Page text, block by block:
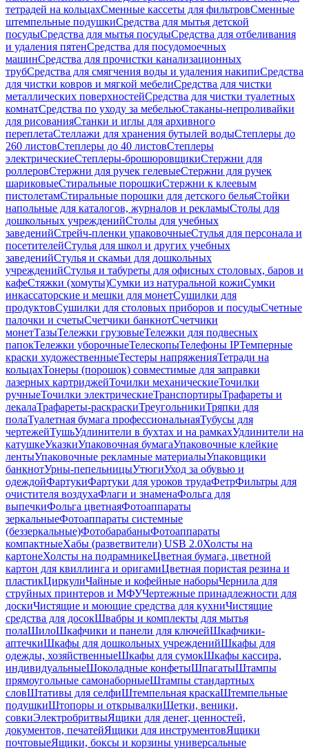
тетрадей на кольцахСменные кассеты для фильтровСменные
штемпельные подушкиСредства для мытья детской
посудыСредства для мытья посудыСредства для отбеливания
и удаления пятенСредства для посудомоечных
машинСредства для прочистки канализационных
трубСредства для смягчения воды и удаления накипиСредства
для чистки ковров и мягкой мебелиСредства для чистки
металлических поверхностейСредства для чистки туалетных
комнатСредства по уходу за мебельюСтаканы-непроливайки
для рисованияСтанки и иглы для архивного
переплетаСтеллажи для хранения бутылей водыСтеплеры до
260 листовСтеплеры до 40 листовСтеплеры
электрическиеСтеплеры-брошюровщикиСтержни для
роллеровСтержни для ручек гелевыеСтержни для ручек
шариковыеСтиральные порошкиСтержни к клеевым
пистолетамСтиральные порошки для детского бельяСтойки
напольные для каталогов, журналов и рекламыСтолы для
дошкольных учрежденийСтолы для учебных
заведенийСтрейч-пленки упаковочныеСтулья для персонала и
посетителейСтулья для школ и других учебных
заведенийСтулья и скамьи для дошкольных
учрежденийСтулья и табуреты для офисных столовых, баров и
кафеСтяжки (хомуты)Сумки из натуральной кожиСумки
инкассаторские и мешки для монетСушилки для
продуктовСушилки для столовых приборов и посудыСчетные
палочки и счетыСчетчики банкнотСчетчики
монетТазыТележки грузовыеТележки для подвесных
папокТележки уборочныеТелескопыТелефоны IPТемперные
краски художественныеТестеры напряженияТетради на
кольцахТонеры (порошок) совместимые для заправки
лазерных картриджейТочилки механическиеТочилки
ручныеТочилки электрическиеТранспортирыТрафареты и
лекалаТрафареты-раскраскиТреугольникиТряпки для
полаТуалетная бумага профессиональнаяТубусы для
чертежейТушьУдлинители в бухтах и на рамкахУдлинители на
катушкеУказкиУпаковочная бумагаУпаковочные клейкие
лентыУпаковочные рекламные материалыУпаковщики
банкнотУрны-пепельницыУтюгиУход за обувью и
одеждойФартукиФартуки для уроков трудаФетрФильтры для
очистителя воздухаФлаги и знаменаФольга для
выпечкиФольга цветнаяФотоаппараты
зеркальныеФотоаппараты системные
(беззеркальные)ФотобарабаныФотоаппараты
компактныеХабы (разветвители) USB 2.0Холсты на
картонеХолсты на подрамникеЦветная бумага, цветной
картон для квиллинга и оригамиЦветная пористая резина и
пластикЦиркулиЧайные и кофейные наборыЧернила для
струйных принтеров и МФУЧертежные принадлежности для
доскиЧистящие и моющие средства для кухниЧистящие
средства для досокШвабры и комплекты для мытья
полаШилоШкафчики и панели для ключейШкафчики-
аптечкиШкафы для дошкольных учрежденийШкафы для
одежды, хозяйственныеШкафы для сумокШкафы кассира,
индивидуальныеШоколадные конфетыШпагатыШтампы
прямоугольные самонаборныеШтампы стандартных
словШтативы для селфиШтемпельная краскаШтемпельные
подушкиШтопоры и открывалкиЩетки, веники,
совкиЭлектробритвыЯщики для денег, ценностей,
документов, печатейЯщики для инструментовЯщики
почтовыеЯщики, боксы и корзины универсальные